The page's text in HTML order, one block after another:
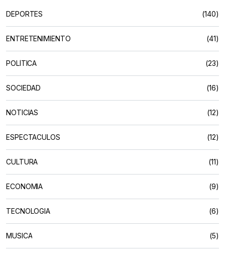
DEPORTES (140)
ENTRETENIMIENTO (41)
POLÍTICA (23)
SOCIEDAD (16)
NOTICIAS (12)
ESPECTACULOS (12)
CULTURA (11)
ECONOMIA (9)
TECNOLOGIA (6)
MUSICA (5)